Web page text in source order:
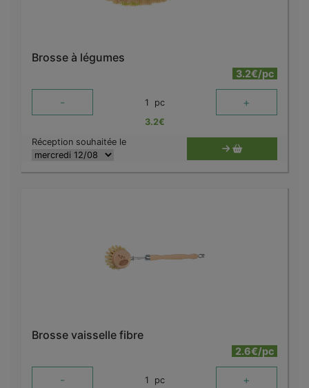
Brosse à légumes
3.2€/pc
- 1 pc +
3.2€
Réception souhaitée le
Brosse vaisselle fibre
2.6€/pc
- 1 pc +